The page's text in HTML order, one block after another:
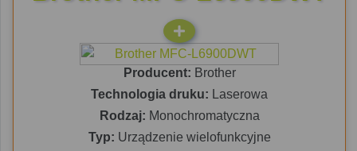
Producent: Brother
Technologia druku: Laserowa
Rodzaj: Monochromatyczna
Typ: Urządzenie wielofunkcyjne